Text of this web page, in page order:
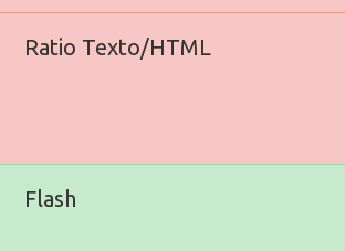
Ratio Texto/HTML
Flash